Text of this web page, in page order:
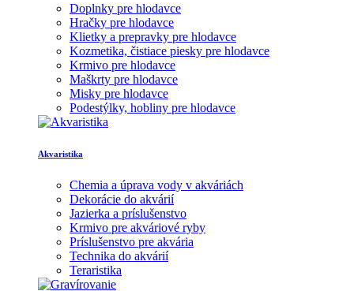
Doplnky pre hlodavce
Hračky pre hlodavce
Klietky a prepravky pre hlodavce
Kozmetika, čistiace piesky pre hlodavce
Krmivo pre hlodavce
Maškrty pre hlodavce
Misky pre hlodavce
Podestýlky, hobliny pre hlodavce
Akvaristika
Chemia a úprava vody v akváriách
Dekorácie do akvárií
Jazierka a príslušenstvo
Krmivo pre akváriové ryby
Príslušenstvo pre akvária
Technika do akvárií
Teraristika